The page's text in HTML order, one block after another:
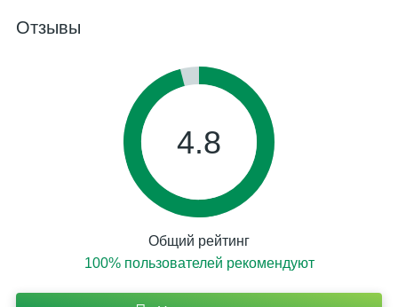
Отзывы
4.8
Общий рейтинг
100% пользователей рекомендуют